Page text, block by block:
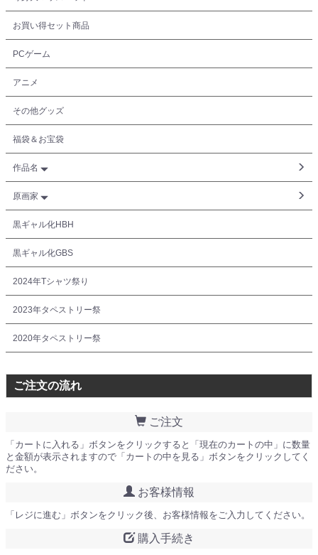
お買い得セット商品
PCゲーム
アニメ
その他グッズ
福袋＆お宝袋
作品名
原画家
黒ギャル化HBH
黒ギャル化GBS
2024年Tシャツ祭り
2023年タペストリー祭
2020年タペストリー祭
ご注文の流れ
ご注文
「カートに入れる」ボタンをクリックすると「現在のカートの中」に数量
と金額が表示されますので「カートの中を見る」ボタンをクリックしてく
ださい。
お客様情報
「レジに進む」ボタンをクリック後、お客様情報をご入力してください。
購入手続き